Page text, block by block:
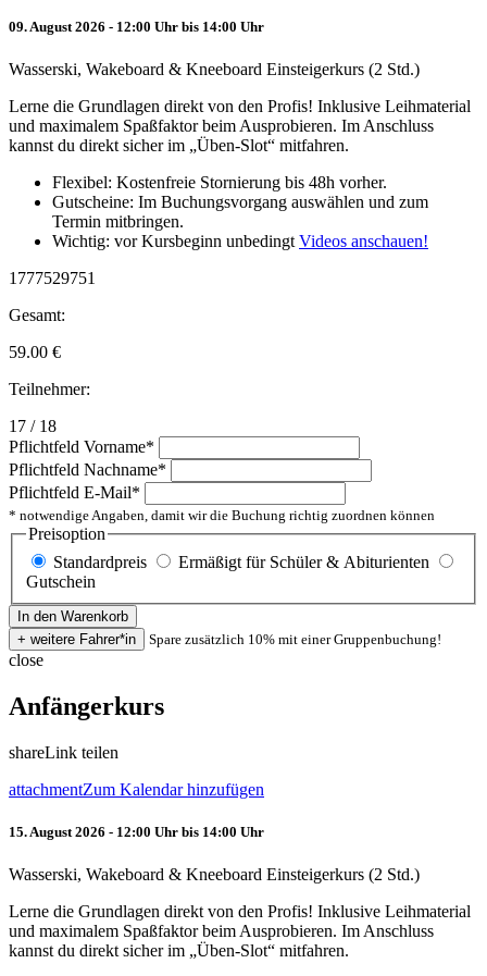
09. August 2026 - 12:00 Uhr bis 14:00 Uhr
Wasserski, Wakeboard & Kneeboard Einsteigerkurs (2 Std.)
Lerne die Grundlagen direkt von den Profis! Inklusive Leihmaterial
und maximalem Spaßfaktor beim Ausprobieren. Im Anschluss
kannst du direkt sicher im „Üben-Slot“ mitfahren.
Flexibel: Kostenfreie Stornierung bis 48h vorher.
Gutscheine: Im Buchungsvorgang auswählen und zum
Termin mitbringen.
Wichtig: vor Kursbeginn unbedingt Videos anschauen!
1777529751
Gesamt:
59.00 €
Teilnehmer:
17 / 18
Pflichtfeld Vorname*
Pflichtfeld Nachname*
Pflichtfeld E-Mail*
* notwendige Angaben, damit wir die Buchung richtig zuordnen können
Preisoption
Standardpreis
Ermäßigt für Schüler & Abiturienten
Gutschein
Spare zusätzlich 10% mit einer Gruppenbuchung!
close
Anfängerkurs
shareLink teilen
attachmentZum Kalendar hinzufügen
15. August 2026 - 12:00 Uhr bis 14:00 Uhr
Wasserski, Wakeboard & Kneeboard Einsteigerkurs (2 Std.)
Lerne die Grundlagen direkt von den Profis! Inklusive Leihmaterial
und maximalem Spaßfaktor beim Ausprobieren. Im Anschluss
kannst du direkt sicher im „Üben-Slot“ mitfahren.